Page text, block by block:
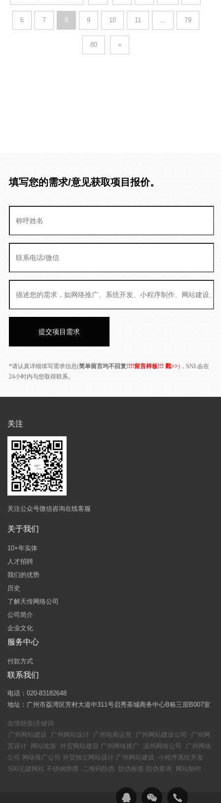
6 7 8 9 10 11 ... 79
80 »
填写您的需求/意见获取项目报价。
*请认真详细填写需求信息(简单留言均不回复!!!!留言样板!!! 戳>>)，SNL会在
24小时内与您取得联系。
关注
关注公众号微信咨询在线客服
关于我们
10+年实体
人才招聘
我们的优势
历史
了解天传网络公司
公司简介
企业文化
服务中心
付款方式
联系我们
电话：020-83182648
地址：广州市荔湾区芳村大道中311号启秀茶城商务中心B栋三层B007室
友情链接|关键词
广州网站建设
广州网站设计 广州电商运营 广州网站建设公司
广州网
页设计
网站改版 外贸网站建设 广州网络推广 温州网络公司
广州网络
公司 网络推广公司 外贸独立网站设计 广州网站建设 小程序系统开发
500元建网站 不锈钢滑撑 二维码防伪 防伪标签 防伪查询 网站制作